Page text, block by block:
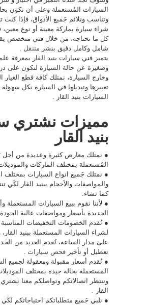
السيارات المُستعملة وعلى أن تكون
وتناسب وتلائم جَميع الأذواق، فإذا
شراء سيارة بماركة معينة أو نوع
كل ما تحتاجه، من خلال فني متخصص
شامل وكامل دقيق بنشر متنقل
يتميز فني سيارات بنيد القار بمعرفة
وصغيرة عن حالة السيارة لتكون على
وخارج السيارة، نمتلك كافة قطع الغيار
تغييرها وتبديلها في السيارة بكل
السيارات بنيد القار .
مميزات نشتري
بنيد القار
● نمتلك معارض كثيرة وعديدة من أجل
المُستعملة بمختلف الماركات والموديلات
● نمتلك جَميع انواع السيارات بمختلف
والمواصفات والأحجام ببنيد القار لكَي
كما تشاء.
● لأننا نقوم ببيع السيارات المستعملة
الجديدة بأسعار ومواصفات عالية الجودة.
● نُقدم الخصومات التخفيضات المناسبة
لشراء السيارات المستعملة ببنيد
على مدار الساعة، نُقدم العديد من
تعطيل أو تأخير فحص سيارات
● نُقدم أسعار مقبولة ومعقولة لجميع
المستعملة بحالة جيدة بمختلف
وننتظر اتصالاتكم وتواصلكم معنا نشتري
القار .
● نلبي جَميع متطلباتكم احتياجاتكم